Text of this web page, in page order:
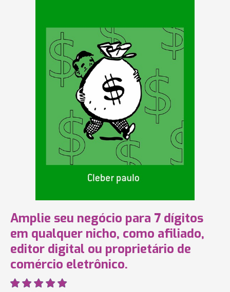
Amplie seu negócio para 7 dígitos
em qualquer nicho, como afiliado,
editor digital ou proprietário de
comércio eletrônico.